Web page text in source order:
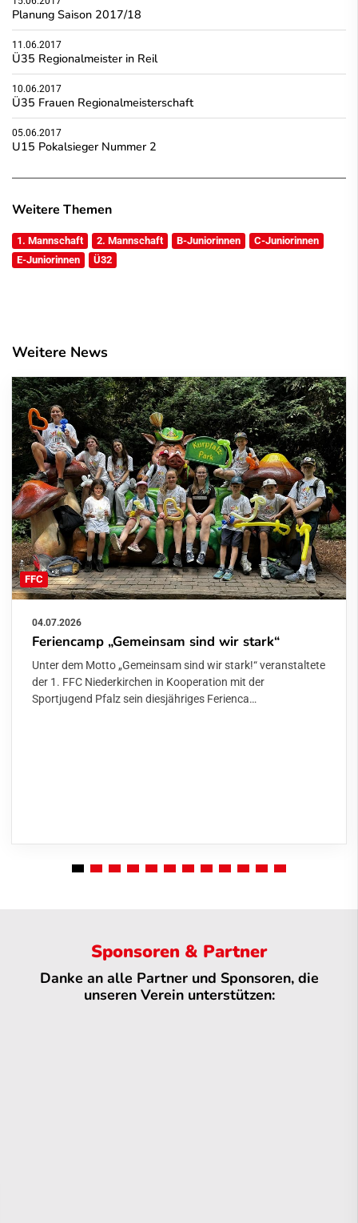
Planung Saison 2017/18
11.06.2017
Ü35 Regionalmeister in Reil
10.06.2017
Ü35 Frauen Regionalmeisterschaft
05.06.2017
U15 Pokalsieger Nummer 2
Weitere Themen
1. Mannschaft 2. Mannschaft B-Juniorinnen
C-Juniorinnen
E-Juniorinnen
Ü32
Weitere News
FFC
04.07.2026
Feriencamp „Gemeinsam sind wir stark“
Unter dem Motto „Gemeinsam sind wir stark!“ veranstaltete
der 1. FFC Niederkirchen in Kooperation mit der
Sportjugend Pfalz sein diesjähriges Ferienca…
Sponsoren & Partner
Danke an alle Partner und Sponsoren, die
unseren Verein unterstützen: